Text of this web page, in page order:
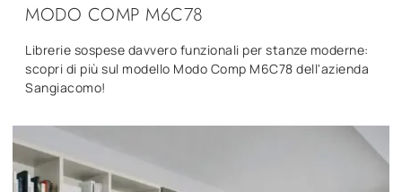
MODO COMP M6C78
Librerie sospese davvero funzionali per stanze moderne:
scopri di più sul modello Modo Comp M6C78 dell'azienda
Sangiacomo!